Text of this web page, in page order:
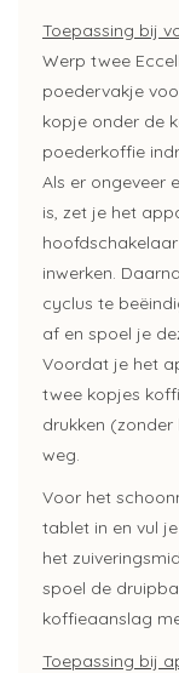
Toepassing bij
Werp twee
poedervakje
kopje onder de
poederkoffie
Als er ongeveer
is, zet je het
inwerken.
cyclus te
af en spoel je
Voordat je het
twee kopjes
drukken
weg.
Voor het
tablet in en vul
het
spoel de
koffieaanslag
Toepassing bij